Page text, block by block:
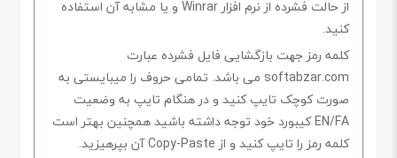
از حالت فشرده از نرم افزار Winrar و یا مشابه آن استفاده
کنید.
کلمه رمز جهت بازگشایی فایل فشرده عبارت
softabzar.com می باشد. تمامی حروف را میبایستی به
صورت کوچک تایپ کنید و در هنگام تایپ به وضعیت
EN/FA کیبورد خود توجه داشته باشید همچنین بهتر است
کلمه رمز را تایپ کنید و از Copy-Paste آن بپرهیزید.